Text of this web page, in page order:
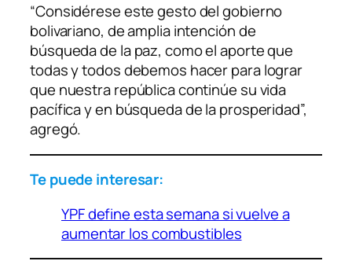
“Considérese este gesto del gobierno
bolivariano, de amplia intención de
búsqueda de la paz, como el aporte que
todas y todos debemos hacer para lograr
que nuestra república continúe su vida
pacífica y en búsqueda de la prosperidad”,
agregó.
Te puede interesar:
YPF define esta semana si vuelve a
aumentar los combustibles